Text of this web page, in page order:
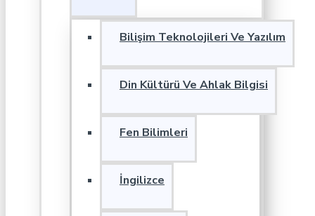
Bilişim Teknolojileri Ve Yazılım
Din Kültürü Ve Ahlak Bilgisi
Fen Bilimleri
İngilizce